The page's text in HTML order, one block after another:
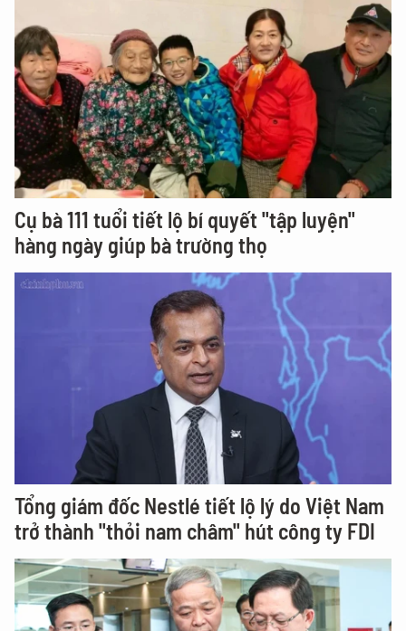
Cụ bà 111 tuổi tiết lộ bí quyết "tập luyện"
hàng ngày giúp bà trường thọ
Tổng giám đốc Nestlé tiết lộ lý do Việt Nam
trở thành "thỏi nam châm" hút công ty FDI